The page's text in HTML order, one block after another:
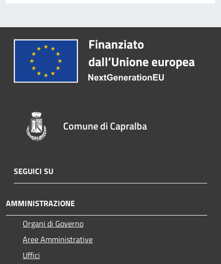
Comune di Capralba
SEGUICI SU
AMMINISTRAZIONE
Organi di Governo
Aree Amministrative
Uffici